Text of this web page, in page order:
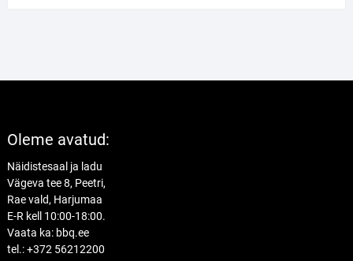
Oleme avatud:
Näidistesaal ja ladu
Vägeva tee 8, Peetri,
Rae vald, Harjumaa
E-R kell 10:00-18:00.
Vaata ka: bbq.ee
tel.: +372 56212200